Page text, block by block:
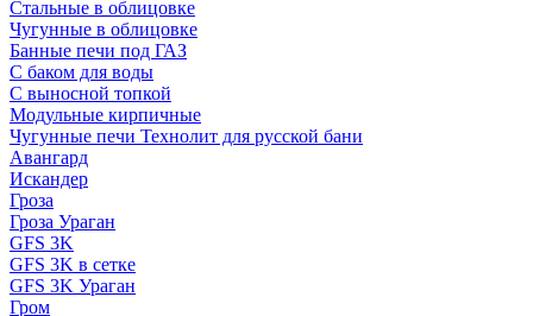
Стальные в облицовке
Чугунные в облицовке
Банные печи под ГАЗ
С баком для воды
С выносной топкой
Модульные кирпичные
Чугунные печи Технолит для русской бани
Авангард
Искандер
Гроза
Гроза Ураган
GFS 3K
GFS 3K в сетке
GFS 3K Ураган
Гром